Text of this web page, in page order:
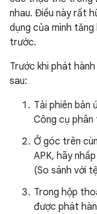
nhau. Điều này rất
dụng của mình
trước.
Trước khi phát
sau:
Tải phiên bản
Công cụ phân
Ở góc trên
APK, hãy
(So sánh với
Trong hộp
được phát